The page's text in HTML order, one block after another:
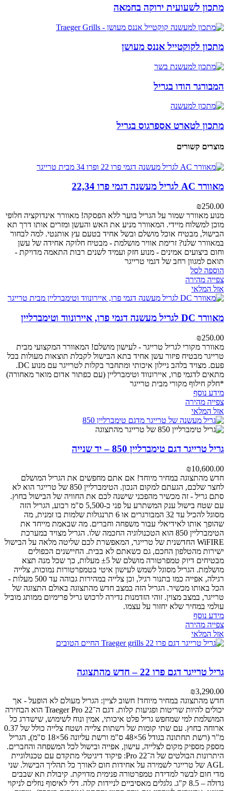
מתכון לשעועית ירוקה בחמאה
מתכון לקוקטייל אננס מעושן
המבורגר הודו בגריל
מתכון לטארט אספרגוס בגריל
מוצרים קשורים
מאוורר AC לגריל מעשנה דגמי פרו 22,34
₪250.00
מנוע מאוורר שמור על הגריל בוער ללא הפסקה! מאוורר אינדוקציה חלופי
מוכן למשלוח מיידי. המאוורר מניע את האש והעשן ומזרים אותו דרך תא
הבישול, מבטיח אוכל מושלם ובשל אחיד בטעם עץ אותנטי. למה לבחור
במאוורר שלנו? זרימת אוויר מושלמת - מבטיח חלוקה אחידה של עשן
וחום ביצועים אמינים - מנוע חזק ועמיד לשנים רבות התאמה מדויקת -
תואם למגוון רחב של דגמי טרייגר
הוספה לסל
צפייה מהירה
אזל המלאי
מאוורר DC לגריל מעשנה דגמי פרו, איירונווד וטימברליין
₪250.00
מאוורר מקורי לגריל טרייגר - לעישון מושלם! המאוורר המקצועי מבית
טרייגר מבטיח פיזור עשן אחיד בתא הבישול לקבלת תוצאות מעולות בכל
פעם. מצויד בלהב ניילון איכותי ומתחבר בקלות לטרייגר עם מנוע DC.
מתאים לדגמי פרו, איירונווד וטימברליין (עם כפתור אדום מואר מאחורה)
*חלק חילוף מקורי מבית טרייגר
מידע נוסף
צפייה מהירה
אזל המלאי
גריל טרייגר דגם טימברליין 850 – יד שנייה
₪10,600.00
חדש מהתצוגה במחיר מיוחד! אם אתם מחפשים את הגריל המושלם
לחצר שלכם, הגעתם למקום הנכון. הטימברליין 850 של טרייגר הוא לא
סתם גריל - זה מכשיר מהפכני שישנה לכם את החוויה של הבישול בחוץ.
עם שטח בישול ענק המשתרע על פני כ-5,500 ס"מ רבוע, הגריל הזה
מסוגל להכיל עד 32 המבורגרים או 6 תרנגולות שלמות בו זמנית, מה
שהופך אותו לאידיאלי עבור משפחה וחברים. מה שבאמת מייחד את
הטימברליין 850 הוא הטכנולוגיה החכמה שלו. הגריל מצויד במערכת
WiFIRE החדשנית של טרייגר, המאפשרת לכם שליטה מלאה על הבישול
ישירות מהטלפון החכם, גם כשאתם לא בבית. החיישנים הכפולים
מבטיחים דיוק טמפרטורה מושלם של ±5 מעלות, כך שכל מנה תצא
מושלמת. הגריל מסוגל לשמש לעישון איטי בטמפרטורות נמוכות, צלייה
רגילה, אפייה כמו בתנור רגיל, וכן צלייה במהירות גבוהה עד 500 מעלות -
הכל באותו מכשיר. הגריל הזה במצב חדש מהתצוגה באולם התצוגה של
טרייגר, במצב מצוין. זוהי הזדמנות נדירה לרכוש גריל פרימיום ממותג מוביל
עולמי במחיר שלא יחזור על עצמו.
מידע נוסף
צפייה מהירה
אזל המלאי
גריל טרייגר דגם פרו 22 – חדש מהתצוגה
₪3,290.00
חדש מהתצוגה במחיר מיוחד! חשוב לציין: הגריל מעולם לא הופעל - אך
יכולים להיות שריטות ופגיעות קלות.
דגם ה־Traeger Pro 22 הוא הבחירה
המושלמת למי שמחפש גריל פלט איכותי, אמין ונוח לשימוש, שישדרג כל
ארוחה בחוץ.
עם שתי קומות של רשתות צלייה ושטח צלייה כולל של 0.37
מ"ר (רשת תחתונה בגודל 56×48 ס"מ ורשת עליונה 56×18 ס"מ), הגריל
מספק מספיק מקום לצלייה, עישון, אפייה ובישול לכל המשפחה והחברים.
היתרונות הבולטים של ה־Pro 22:
פיקוד דיגיטלי מתקדם עם טכנולוגיית
AGL של טרייגר לשמירה על אחידות חום לאורך כל תהליך הבישול.
שני
מדי חום לבשר למדידת טמפרטורה פנימית מדויקת. קיבולת תא שבבים
גדולה – 8.5 ק"ג.
גלגלים מאסיביים לניידות קלה. דלי לאיסוף נוזלים לניקוי